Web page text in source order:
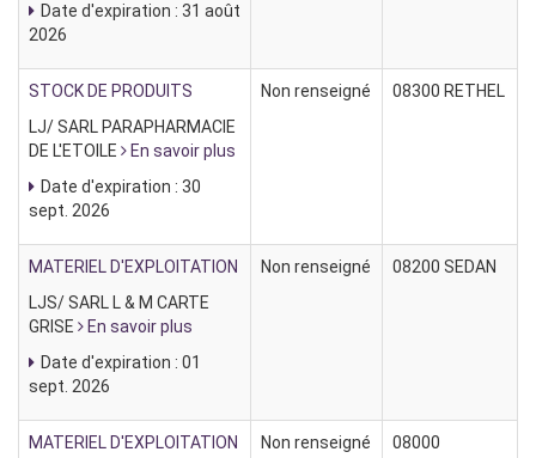
Date d'expiration : 31 août
2026
STOCK DE PRODUITS
LJ/ SARL PARAPHARMACIE
DE L'ETOILE
En savoir plus
Date d'expiration : 30
sept. 2026
Non renseigné 08300 RETHEL
MATERIEL D'EXPLOITATION
LJS/ SARL L & M CARTE
GRISE
En savoir plus
Date d'expiration : 01
sept. 2026
Non renseigné 08200 SEDAN
MATERIEL D'EXPLOITATION
Non renseigné
08000